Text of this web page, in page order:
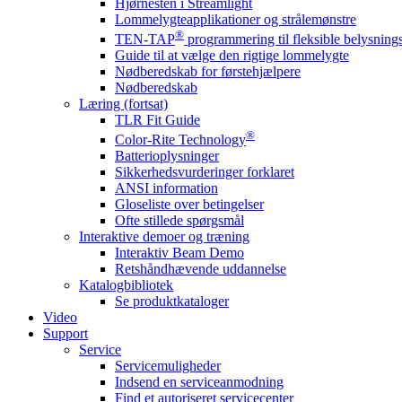
Lommelygteapplikationer og strålemønstre
TEN-TAP® programmering til fleksible
Guide til at vælge den rigtige lommelygte
Nødberedskab for førstehjælpere
Nødberedskab
Læring (fortsat)
TLR Fit Guide
Color-Rite Technology®
Batterioplysninger
Sikkerhedsvurderinger forklaret
ANSI information
Gloseliste over betingelser
Ofte stillede spørgsmål
Interaktive demoer og træning
Interaktiv Beam Demo
Retshåndhævende uddannelse
Katalogbibliotek
Se produktkataloger
Video
Support
Service
Servicemuligheder
Indsend en serviceanmodning
Find et autoriseret servicecenter